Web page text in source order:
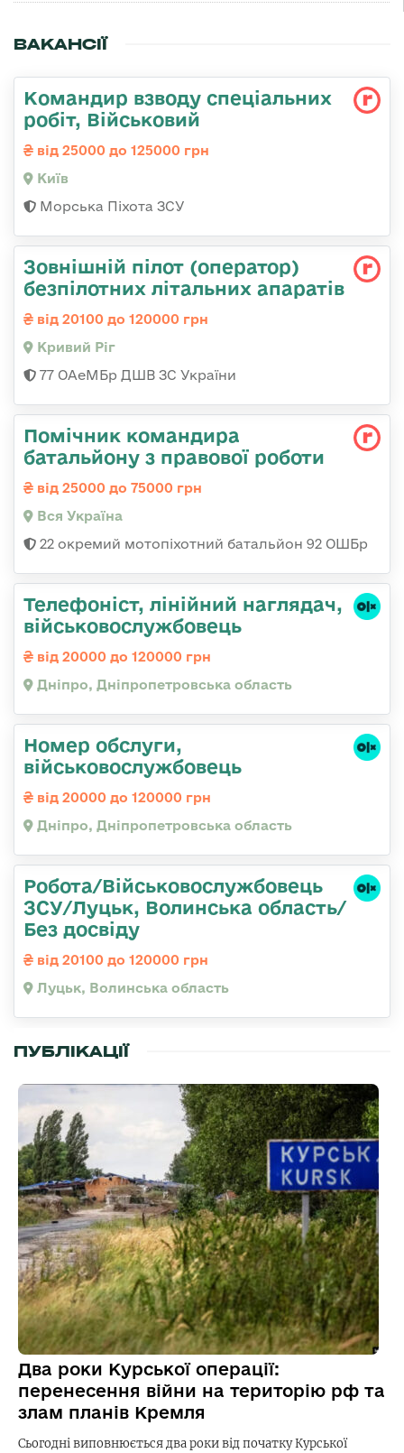
ВАКАНСІЇ
Командир взводу спеціальних
робіт, Військовий
від 25000 до 125000 грн
Київ
Морська Піхота ЗСУ
Зовнішній пілот (оператор)
безпілотних літальних апаратів
від 20100 до 120000 грн
Кривий Ріг
77 ОАеМБр ДШВ ЗС України
Помічник командира
батальйону з правової роботи
від 25000 до 75000 грн
Вся Україна
22 окремий мотопіхотний батальйон 92 ОШБр
Телефоніст, лінійний наглядач,
військовослужбовець
від 20000 до 120000 грн
Дніпро, Дніпропетровська область
Номер обслуги,
військовослужбовець
від 20000 до 120000 грн
Дніпро, Дніпропетровська область
Робота/Військовослужбовець
ЗСУ/Луцьк, Волинська область/
Без досвіду
від 20100 до 120000 грн
Луцьк, Волинська область
ПУБЛІКАЦІЇ
Два роки Курської операції:
перенесення війни на територію рф та
злам планів Кремля
Сьогодні виповнюється два роки від початку Курської